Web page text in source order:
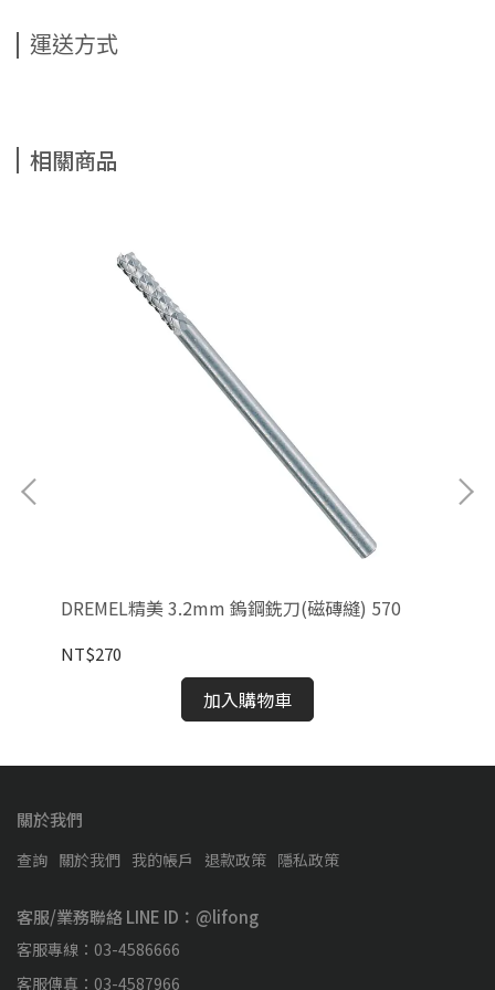
運送方式
相關商品
DREMEL精美 3.2mm 鎢鋼銑刀(磁磚縫) 570
NT$270
加入購物車
關於我們
查詢 關於我們 我的帳戶 退款政策 隱私政策
客服/業務聯絡 LINE ID：@lifong
客服專線：03-4586666
客服傳真：03-4587966